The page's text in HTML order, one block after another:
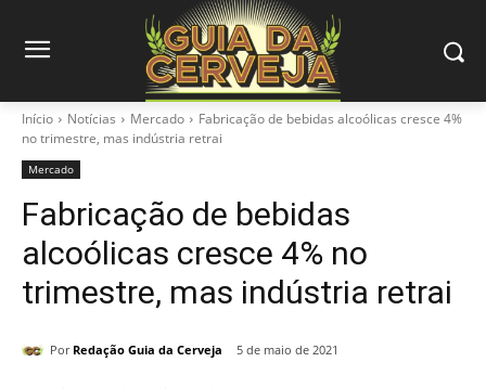
Início Notícias Mercado
Fabricação de bebidas alcoólicas cresce 4%
no trimestre, mas indústria retrai
Mercado
Fabricação de bebidas
alcoólicas cresce 4% no
trimestre, mas indústria retrai
Por Redação Guia da Cerveja 5 de maio de 2021